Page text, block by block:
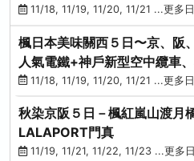
11/18, 11/19, 11/20, 11/21 ...更多
楓日本美味關西５日〜京、阪
人氣電鐵+神戶新型空中纜車
11/18, 11/19, 11/20, 11/21 ...更多
秋染京阪５日－楓紅嵐山渡月
LALAPORT門真
11/19, 11/21, 11/22, 11/23 ...更多